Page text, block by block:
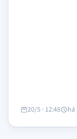
20/5 · 12:48 há